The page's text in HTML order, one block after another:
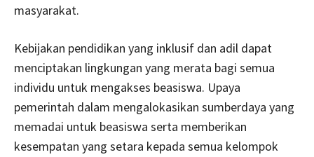
masyarakat.
Kebijakan pendidikan yang inklusif dan adil dapat
menciptakan lingkungan yang merata bagi semua
individu untuk mengakses beasiswa. Upaya
pemerintah dalam mengalokasikan sumberdaya yang
memadai untuk beasiswa serta memberikan
kesempatan yang setara kepada semua kelompok